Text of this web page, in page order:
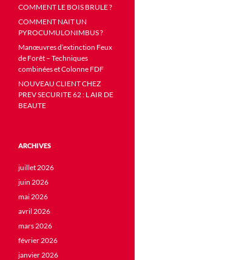
COMMENT LE BOIS BRULE ?
COMMENT NAIT UN
PYROCUMULONIMBUS ?
Manœuvres d’extinction Feux
de Forêt – Techniques
combinées et Colonne FDF
NOUVEAU CLIENT CHEZ
PREV SECURITE 62 : L AIR DE
BEAUTE
ARCHIVES
juillet 2026
juin 2026
mai 2026
avril 2026
mars 2026
février 2026
janvier 2026